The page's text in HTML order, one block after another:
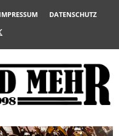
IMPRESSUM DATENSCHUTZ